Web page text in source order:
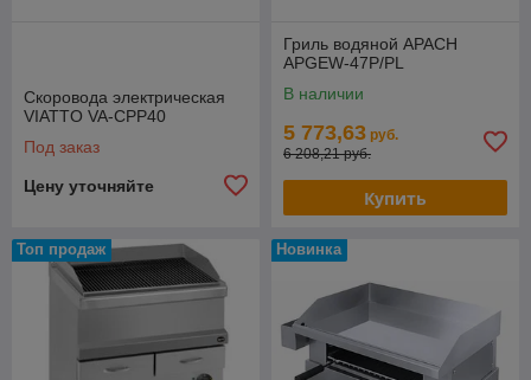
Скоровода электрическая
VIATTO VA-CPP40
Под заказ
Цену уточняйте
Гриль водяной APACH
APGEW-47P/PL
В наличии
5 773,63 руб.
6 208,21 руб.
Купить
Топ продаж Новинка